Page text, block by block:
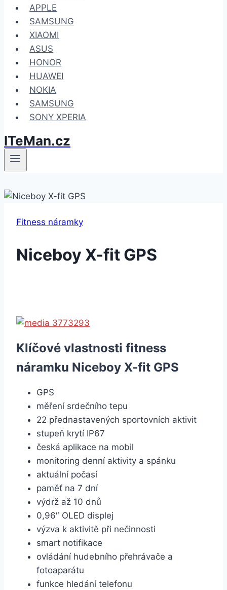
APPLE
SAMSUNG
XIAOMI
ASUS
HONOR
HUAWEI
NOKIA
SAMSUNG
SONY XPERIA
ITeMan.cz
Fitness náramky
Niceboy X-fit GPS
Klíčové vlastnosti fitness
náramku Niceboy X-fit GPS
GPS
měření srdečního tepu
22 přednastavených sportovních aktivit
stupeň krytí IP67
česká aplikace na mobil
monitoring denní aktivity a spánku
aktuální počasí
paměť na 7 dní
výdrž až 10 dnů
0,96″ OLED displej
výzva k aktivitě při nečinnosti
smart notifikace
ovládání hudebního přehrávače a
fotoaparátu
funkce hledání telefonu